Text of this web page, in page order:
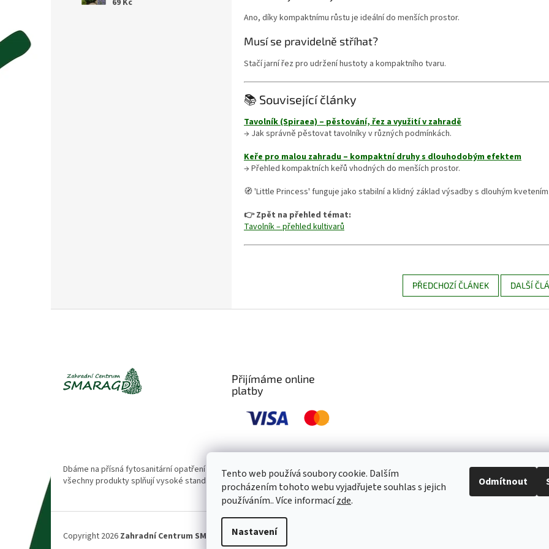
Tento web používá soubory cookie. Dalším
procházením tohoto webu vyjadřujete souhlas s jejich
používáním.. Více informacízde.
Nastavení
Odmítnout
69 Kč
Ano, díky kompaktnímu růstu je ideální do menších prostor.
Musí se pravidelně stříhat?
Stačí jarní řez pro udržení hustoty a kompaktního tvaru.
📚 Související články
Tavolník (Spiraea) – pěstování, řez a využití v zahradě
→ Jak správně pěstovat tavolníky v různých podmínkách.
Keře pro malou zahradu – kompaktní druhy s dlouhodobým efektem
→ Přehled kompaktních keřů vhodných do menších prostor.
🧭 'Little Princess' funguje jako stabilní a klidný základ výsadby s dlouhým
👉 Zpět na přehled témat:
Tavolník – přehled kultivarů
PŘEDCHOZÍ ČLÁNEK DALŠÍ
Přijímáme online
platby
Dbáme na přísná fytosanitární opatření 🌱. Naše rostliny pravidelně kontrolujeme a ošetřujeme, aby byly zdravé a bez škůdců 🐛.
všechny produkty splňují vysoké standardy kvality.
Copyright 2026 Zahradní Centrum SMARAGD. Všechna práva vyhrazena.